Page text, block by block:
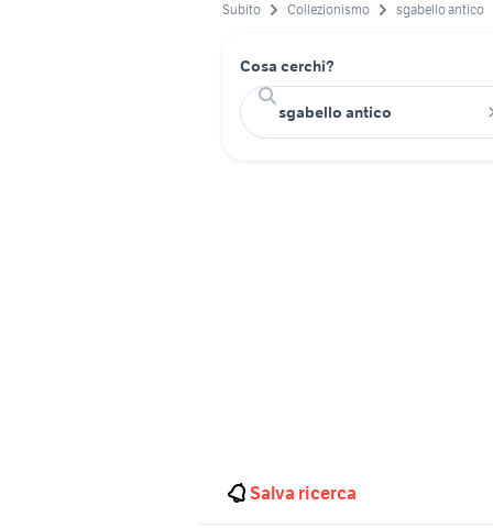
Subito Collezionismo sgabello antico
Cosa cerchi?
Salva ricerca